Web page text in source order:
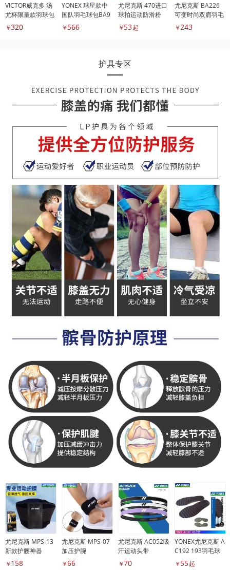
VICTOR威克多 汤
尤杯限量款羽球包
BR30
￥320
YONEX 球星款中
国队羽毛球包BA9
2026
￥566
尤尼克斯 470进口
球拍运动防滑粉
￥53起
尤尼克斯 BA226
可变时尚双肩羽毛
球包
￥243
护具专区
尤尼克斯 MPS-13
新款护腰神器
￥158
尤尼克斯 MPS-07
加压护腕
￥66
尤尼克斯 AC052吸
汗运动头带
￥70
YONEX尤尼克斯 A
C192 193羽毛球
鞋垫
￥55起